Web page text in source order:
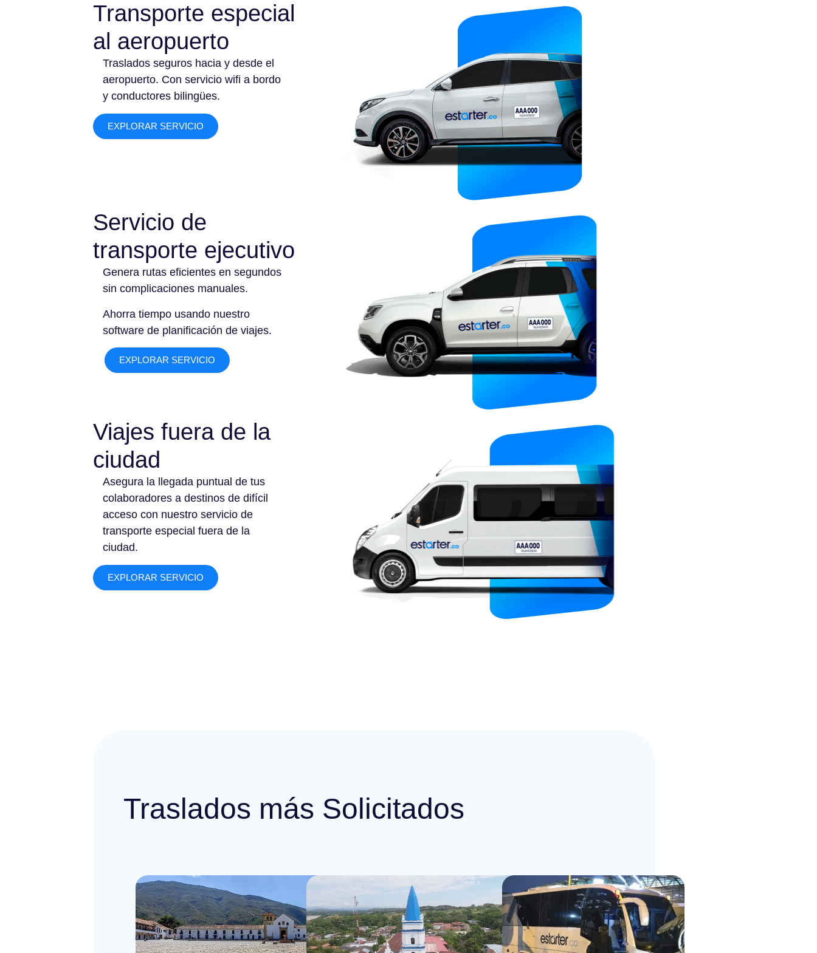
Transporte especial
al aeropuerto
Traslados seguros hacia y desde el
aeropuerto. Con servicio wifi a bordo
y conductores bilingües.
EXPLORAR SERVICIO
Servicio de
transporte ejecutivo
Genera rutas eficientes en segundos
sin complicaciones manuales.
Ahorra tiempo usando nuestro
software de planificación de viajes.
EXPLORAR SERVICIO
Viajes fuera de la
ciudad
Asegura la llegada puntual de tus
colaboradores a destinos de difícil
acceso con nuestro servicio de
transporte especial fuera de la
ciudad.
EXPLORAR SERVICIO
Traslados más Solicitados